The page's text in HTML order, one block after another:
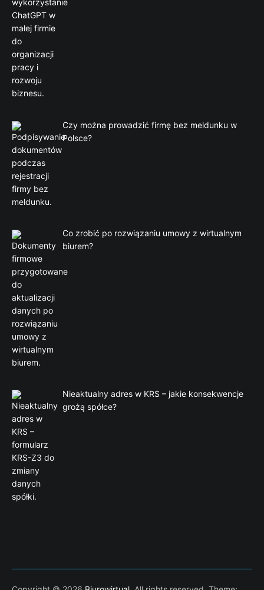
Czy można prowadzić firmę bez meldunku w
Polsce?
Co zrobić po rozwiązaniu umowy z wirtualnym
biurem?
Nieaktualny adres w KRS – jakie konsekwencje
grożą spółce?